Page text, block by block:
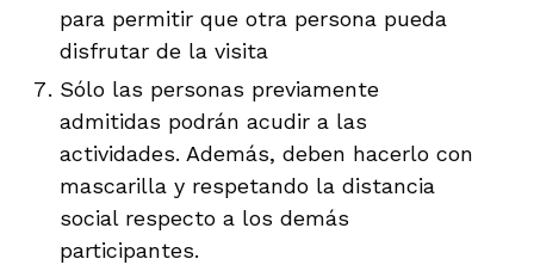
para permitir que otra persona pueda
disfrutar de la visita
Sólo las personas previamente
admitidas podrán acudir a las
actividades. Además, deben hacerlo con
mascarilla y respetando la distancia
social respecto a los demás
participantes.